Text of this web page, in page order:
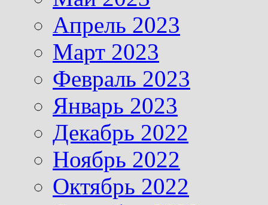
Апрель 2023
Март 2023
Февраль 2023
Январь 2023
Декабрь 2022
Ноябрь 2022
Октябрь 2022